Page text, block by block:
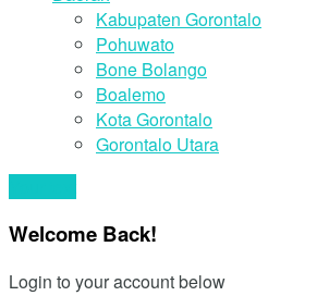
Kabupaten Gorontalo
Pohuwato
Bone Bolango
Boalemo
Kota Gorontalo
Gorontalo Utara
Welcome Back!
Login to your account below